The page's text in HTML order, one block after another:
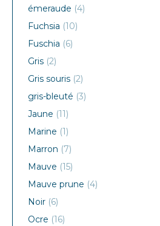
émeraude (4)
Fuchsia (10)
Fuschia (6)
Gris (2)
Gris souris (2)
gris-bleuté (3)
Jaune (11)
Marine (1)
Marron (7)
Mauve (15)
Mauve prune (4)
Noir (6)
Ocre (16)